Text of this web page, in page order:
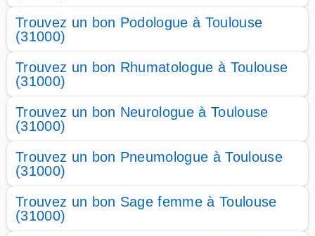
Trouvez un bon Podologue à Toulouse
(31000)
Trouvez un bon Rhumatologue à Toulouse
(31000)
Trouvez un bon Neurologue à Toulouse
(31000)
Trouvez un bon Pneumologue à Toulouse
(31000)
Trouvez un bon Sage femme à Toulouse
(31000)